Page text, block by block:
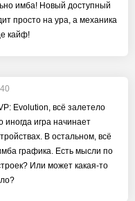
имба! Новый доступный
просто на ура, а механика
кайф!
Evolution, всё залетело
иногда игра начинает
В остальном, всё
графика. Есть мысли по
Или может какая-то